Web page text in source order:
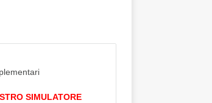
SIMULATORE